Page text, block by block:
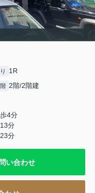
1R
2階/2階建
4分
分
分
い合わせ